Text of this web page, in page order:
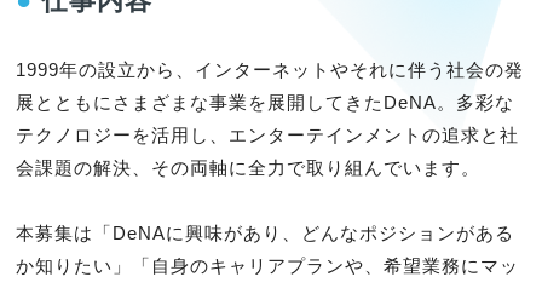
1999年の設立から、インターネットやそれに伴う社会の発
展とともにさまざまな事業を展開してきたDeNA。多彩な
テクノロジーを活用し、エンターテインメントの追求と社
会課題の解決、その両軸に全力で取り組んでいます。
本募集は「DeNAに興味があり、どんなポジションがある
か知りたい」「自身のキャリアプランや、希望業務にマッ